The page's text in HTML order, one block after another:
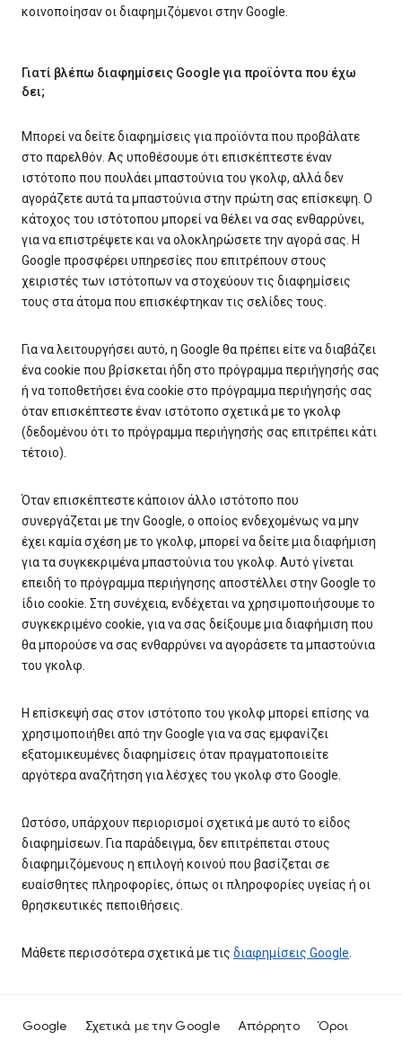
κοινοποίησαν οι διαφημιζόμενοι στην Google.
Γιατί βλέπω διαφημίσεις Google για προϊόντα που έχω
δει;
Μπορεί να δείτε διαφημίσεις για προϊόντα που προβάλατε
στο παρελθόν. Ας υποθέσουμε ότι επισκέπτεστε έναν
ιστότοπο που πουλάει μπαστούνια του γκολφ, αλλά δεν
αγοράζετε αυτά τα μπαστούνια στην πρώτη σας επίσκεψη. Ο
κάτοχος του ιστότοπου μπορεί να θέλει να σας ενθαρρύνει,
για να επιστρέψετε και να ολοκληρώσετε την αγορά σας. Η
Google προσφέρει υπηρεσίες που επιτρέπουν στους
χειριστές των ιστότοπων να στοχεύουν τις διαφημίσεις
τους στα άτομα που επισκέφτηκαν τις σελίδες τους.
Για να λειτουργήσει αυτό, η Google θα πρέπει είτε να διαβάζει
ένα cookie που βρίσκεται ήδη στο πρόγραμμα περιήγησής σας
ή να τοποθετήσει ένα cookie στο πρόγραμμα περιήγησής σας
όταν επισκέπτεστε έναν ιστότοπο σχετικά με το γκολφ
(δεδομένου ότι το πρόγραμμα περιήγησής σας επιτρέπει κάτι
τέτοιο).
Όταν επισκέπτεστε κάποιον άλλο ιστότοπο που
συνεργάζεται με την Google, ο οποίος ενδεχομένως να μην
έχει καμία σχέση με το γκολφ, μπορεί να δείτε μια διαφήμιση
για τα συγκεκριμένα μπαστούνια του γκολφ. Αυτό γίνεται
επειδή το πρόγραμμα περιήγησης αποστέλλει στην Google το
ίδιο cookie. Στη συνέχεια, ενδέχεται να χρησιμοποιήσουμε το
συγκεκριμένο cookie, για να σας δείξουμε μια διαφήμιση που
θα μπορούσε να σας ενθαρρύνει να αγοράσετε τα μπαστούνια
του γκολφ.
Η επίσκεψή σας στον ιστότοπο του γκολφ μπορεί επίσης να
χρησιμοποιήθει από την Google για να σας εμφανίζει
εξατομικευμένες διαφημίσεις όταν πραγματοποιείτε
αργότερα αναζήτηση για λέσχες του γκολφ στο Google.
Ωστόσο, υπάρχουν περιορισμοί σχετικά με αυτό το είδος
διαφημίσεων. Για παράδειγμα, δεν επιτρέπεται στους
διαφημιζόμενους η επιλογή κοινού που βασίζεται σε
ευαίσθητες πληροφορίες, όπως οι πληροφορίες υγείας ή οι
θρησκευτικές πεποιθήσεις.
Μάθετε περισσότερα σχετικά με τις διαφημίσεις Google.
Google Σχετικά με την Google Απόρρητο Όροι